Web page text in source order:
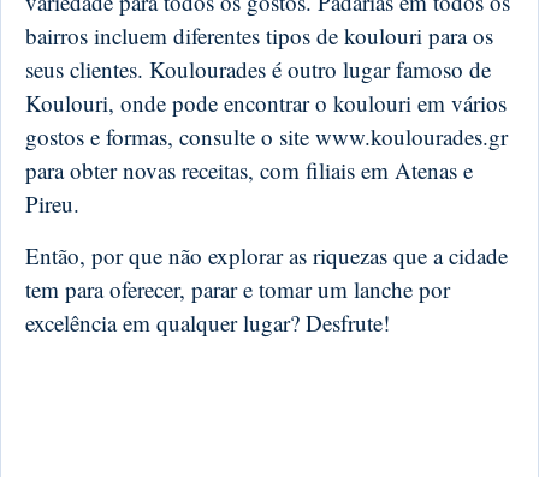
bairros incluem diferentes tipos de koulouri para os
seus clientes. Koulourades é outro lugar famoso de
Koulouri, onde pode encontrar o koulouri em vários
gostos e formas, consulte o site www.koulourades.gr
para obter novas receitas, com filiais em Atenas e
Pireu.
Então, por que não explorar as riquezas que a cidade
tem para oferecer, parar e tomar um lanche por
excelência em qualquer lugar? Desfrute!